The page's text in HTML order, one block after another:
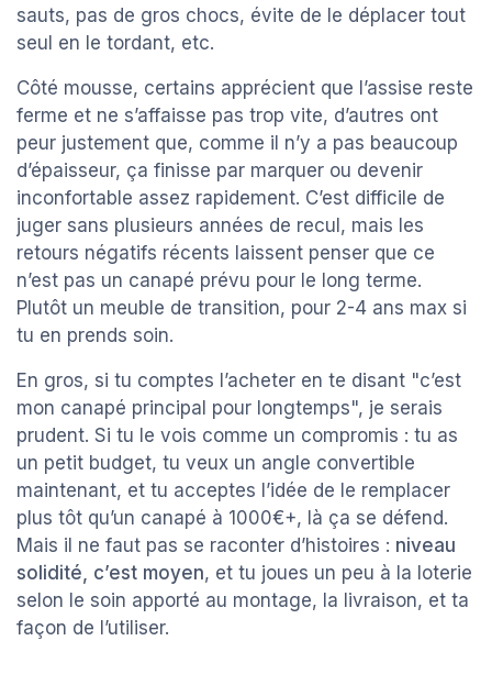
sauts, pas de gros chocs, évite de le déplacer tout
seul en le tordant, etc.
Côté mousse, certains apprécient que l’assise reste
ferme et ne s’affaisse pas trop vite, d’autres ont
peur justement que, comme il n’y a pas beaucoup
d’épaisseur, ça finisse par marquer ou devenir
inconfortable assez rapidement. C’est difficile de
juger sans plusieurs années de recul, mais les
retours négatifs récents laissent penser que ce
n’est pas un canapé prévu pour le long terme.
Plutôt un meuble de transition, pour 2-4 ans max si
tu en prends soin.
En gros, si tu comptes l’acheter en te disant "c’est
mon canapé principal pour longtemps", je serais
prudent. Si tu le vois comme un compromis : tu as
un petit budget, tu veux un angle convertible
maintenant, et tu acceptes l’idée de le remplacer
plus tôt qu’un canapé à 1000€+, là ça se défend.
Mais il ne faut pas se raconter d’histoires : niveau
solidité, c’est moyen, et tu joues un peu à la loterie
selon le soin apporté au montage, la livraison, et ta
façon de l’utiliser.